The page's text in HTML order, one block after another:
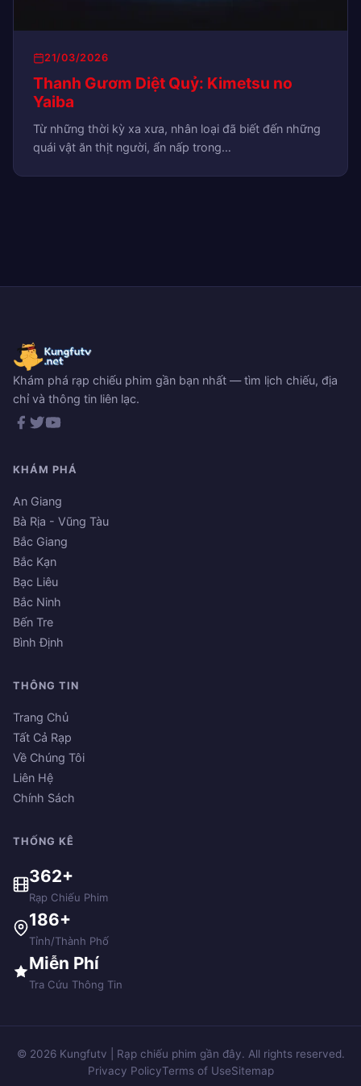
21/03/2026
Thanh Gươm Diệt Quỷ: Kimetsu no
Yaiba
Từ những thời kỳ xa xưa, nhân loại đã biết đến những
quái vật ăn thịt người, ẩn nấp trong…
Khám phá rạp chiếu phim gần bạn nhất — tìm lịch chiếu, địa
chỉ và thông tin liên lạc.
KHÁM PHÁ
An Giang
Bà Rịa - Vũng Tàu
Bắc Giang
Bắc Kạn
Bạc Liêu
Bắc Ninh
Bến Tre
Bình Định
THÔNG TIN
Trang Chủ
Tất Cả Rạp
Về Chúng Tôi
Liên Hệ
Chính Sách
THỐNG KÊ
362+
Rạp Chiếu Phim
186+
Tỉnh/Thành Phố
Miễn Phí
Tra Cứu Thông Tin
© 2026 Kungfutv | Rạp chiếu phim gần đây. All rights reserved.
Privacy PolicyTerms of UseSitemap